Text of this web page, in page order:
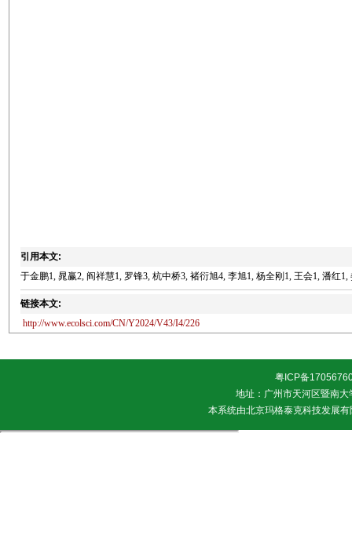
引用本文:
于金鹏1, 晁赢2, 阎祥慧1, 罗锋3, 杭中桥3, 褚衍旭4, 李旭1, 杨全刚1, 王会1, 潘红
链接本文:
http://www.ecolsci.com/CN/Y2024/V43/I4/226
粤ICP备
地址：广州市天河区暨南
本系统由北京玛格泰克科技发展有